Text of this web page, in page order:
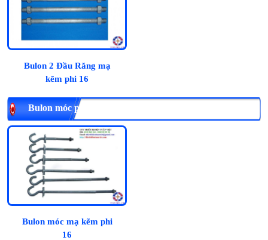
Bulon 2 Đầu Răng mạ
kẽm phi 16
Bulon móc phi 16, mạ kẽm
Bulon móc mạ kẽm phi
16